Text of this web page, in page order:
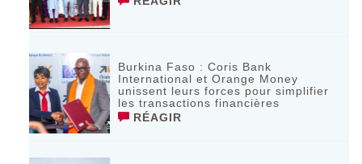
Burkina Faso : Coris Bank
International et Orange Money
unissent leurs forces pour simplifier
les transactions financières
RÉAGIR